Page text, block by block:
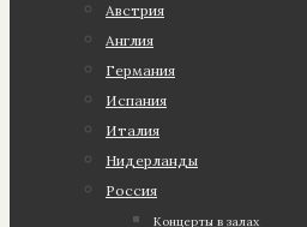
Австрия
Англия
Германия
Испания
Италия
Нидерланды
Россия
Концерты в залах